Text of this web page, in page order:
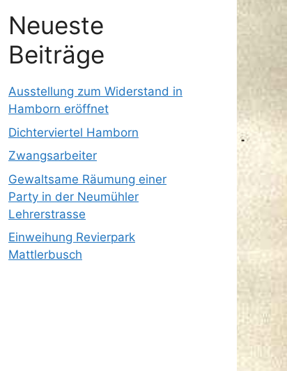
Neueste
Beiträge
Ausstellung zum Widerstand in
Hamborn eröffnet
Dichterviertel Hamborn
Zwangsarbeiter
Gewaltsame Räumung einer
Party in der Neumühler
Lehrerstrasse
Einweihung Revierpark
Mattlerbusch